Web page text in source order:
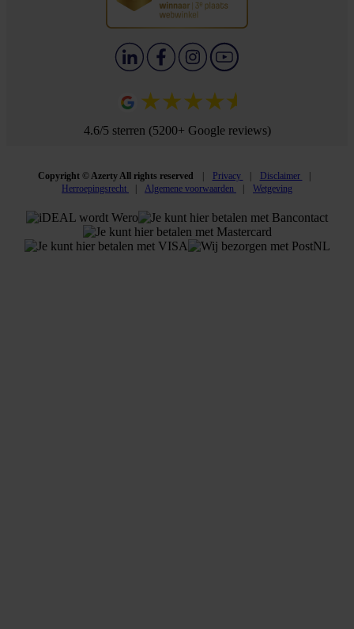
4.6/5 sterren (5200+ Google reviews)
Copyright © Azerty All rights reserved Privacy
Disclaimer
Herroepingsrecht
Algemene voorwaarden Wetgeving